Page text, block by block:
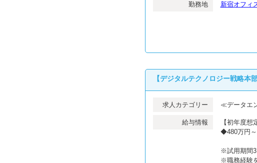
勤務地 新宿オフィ
【デジタルテクノロジー戦略本
求人カテゴリー ≪データエ
給与情報
【初年度
◆480万円～
※試用期間3
※職務経験